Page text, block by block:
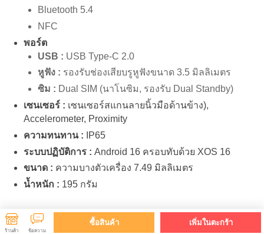
ร้านค้า ข้อความ
ซื้อสินค้า เพิ่มในตะกร้า
Bluetooth 5.4
NFC
พอร์ต
USB : USB Type-C 2.0
หูฟัง : รองรับช่องเสียบรูหูฟังขนาด 3.5 มิลลิเมตร
ซิม : Dual SIM (นาโนซิม, รองรับ Dual Standby)
เซนเซอร์ : เซนเซอร์สแกนลายนิ้วมือด้านข้าง),
Accelerometer, Proximity
ความทนทาน : IP65
ระบบปฏิบัติการ : Android 16 ครอบทับด้วย XOS 16
ขนาด : ความบางตัวเครื่อง 7.49 มิลลิเมตร
น้ำหนัก : 195 กรัม